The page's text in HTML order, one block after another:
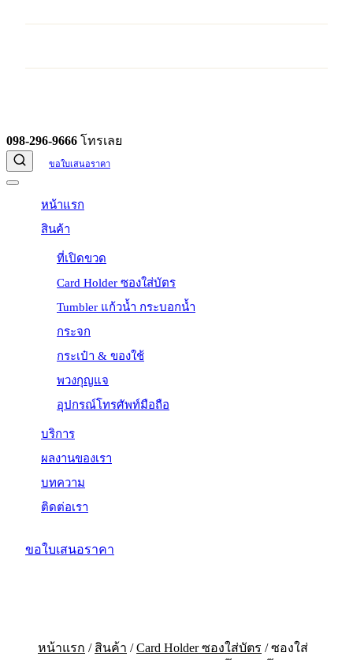
098-296-9666 โทรเลย
ขอใบเสนอราคา
หน้าแรก
สินค้า
ที่เปิดขวด
Card Holder ซองใส่บัตร
Tumbler แก้วน้ำ กระบอกน้ำ
กระจก
กระเป๋า & ของใช้
พวงกุญแจ
อุปกรณ์โทรศัพท์มือถือ
บริการ
ผลงานของเรา
บทความ
ติดต่อเรา
ขอใบเสนอราคา
หน้าแรก / สินค้า / Card Holder ซองใส่บัตร / ซองใส่